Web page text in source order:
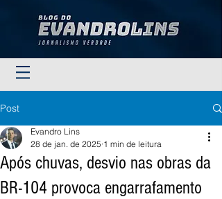
Post
Após chuvas, desvio nas obras da
BR-104 provoca engarrafamento
Evandro Lins
28 de jan. de 2025 1 min de leitura